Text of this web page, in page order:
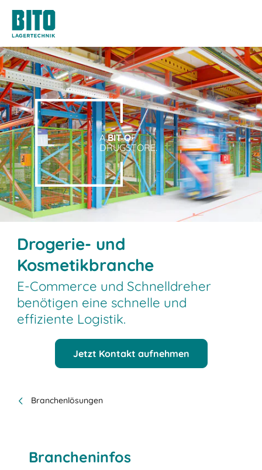
ABIT OF
DRUGSTORE.
Drogerie- und
Kosmetikbranche
E-Commerce und Schnelldreher
benötigen eine schnelle und
effiziente Logistik.
Jetzt Kontakt aufnehmen
Branchenlösungen
Brancheninfos